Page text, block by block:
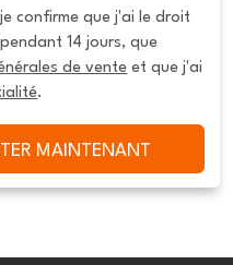
confirme que j'ai le droit
14 jours, que
de vente et que j'ai
.
MAINTENANT